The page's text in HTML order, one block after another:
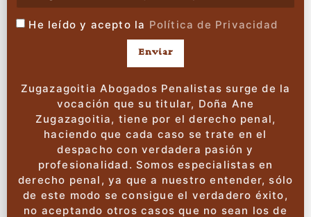
He leído y acepto la Política de Privacidad
Enviar
Zugazagoitia Abogados Penalistas surge de la
vocación que su titular, Doña Ane
Zugazagoitia, tiene por el derecho penal,
haciendo que cada caso se trate en el
despacho con verdadera pasión y
profesionalidad. Somos especialistas en
derecho penal, ya que a nuestro entender, sólo
de este modo se consigue el verdadero éxito,
no aceptando otros casos que no sean los de